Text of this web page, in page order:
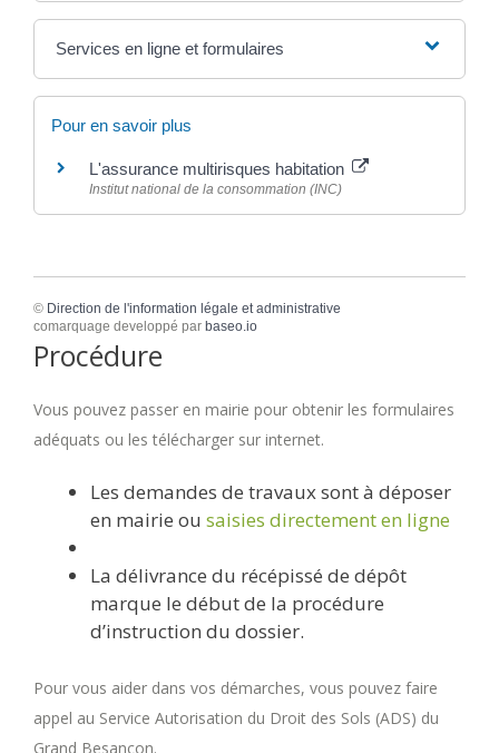
Services en ligne et formulaires
Pour en savoir plus
L'assurance multirisques habitation
Institut national de la consommation (INC)
© Direction de l'information légale et administrative
comarquage developpé par baseo.io
Procédure
Vous pouvez passer en mairie pour obtenir les formulaires
adéquats ou les télécharger sur internet.
Les demandes de travaux sont à déposer
en mairie ou saisies directement en ligne
La délivrance du récépissé de dépôt
marque le début de la procédure
d’instruction du dossier.
Pour vous aider dans vos démarches, vous pouvez faire
appel au Service Autorisation du Droit des Sols (ADS) du
Grand Besançon.